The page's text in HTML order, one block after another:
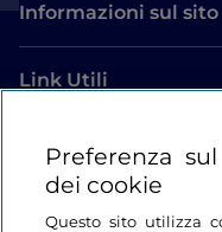
Informazioni sul sito
Link Utili
Login
Restiamo in contatto
Preferenza
dei cookie
Questo sito utilizza